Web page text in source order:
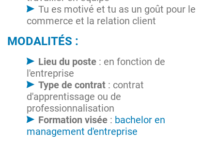
Tu es motivé et tu as un goût pour le
commerce et la relation client
MODALITÉS :
Lieu du poste : en fonction de
l'entreprise
Type de contrat : contrat
d'apprentissage ou de
professionnalisation
Formation visée : bachelor en
management d'entreprise